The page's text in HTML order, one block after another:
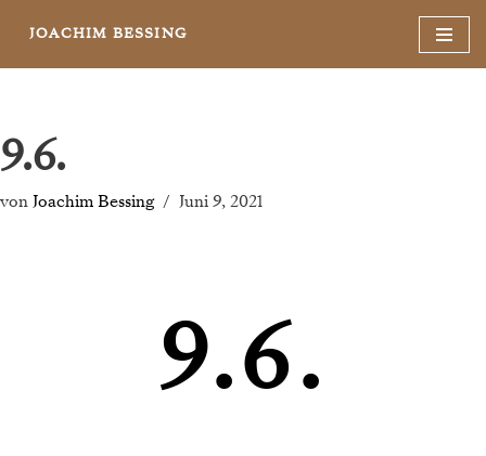
JOACHIM BESSING
9.6.
von Joachim Bessing Juni 9, 2021
9.6.